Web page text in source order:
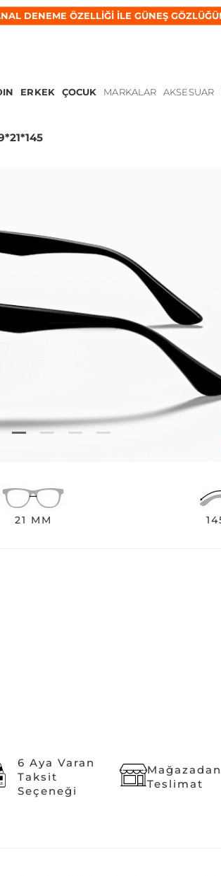
DENEME ÖZELLİĞİ İLE GÜNEŞ
ERKEK ÇOCUK MARKALAR AKSESUAR
21 MM
6 Aya Varan
Taksit
Seçeneği
Mağazadan
Teslimat